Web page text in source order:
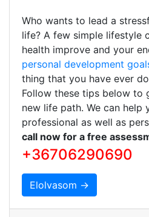
Who wants to lead a
life? A few simple lifestyle
health improve and your
personal development
thing that you have ever
Follow these tips below to
new life path. We can help
professional as well as
call now for a free
+36706290690
Elolvasom →